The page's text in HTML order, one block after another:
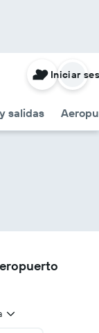
salidas
Iniciar